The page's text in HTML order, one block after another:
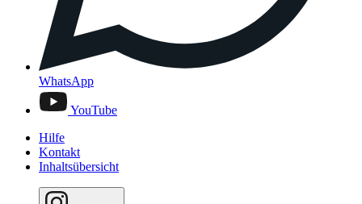
WhatsApp
YouTube
Hilfe
Kontakt
Inhaltsübersicht